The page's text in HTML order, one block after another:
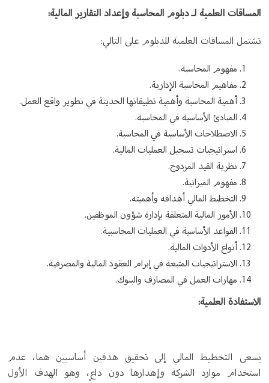
المساقات العلمية لـ دبلوم المحاسبة وإعداد التقارير المالية:
تشتمل المساقات العلمية للدبلوم على التالي:
مفهوم المحاسبة.
مفاهيم المحاسبة الإدارية.
أهمية المحاسبة وأهمية تطبيقاتها الحديثة في تطوير واقع العمل.
المبادئ الأساسية في المحاسبة.
الاصطلاحات الأساسية في المحاسبة.
استراتيجيات تسجيل العمليات المالية.
نظرية القيد المزدوج.
مفهوم الميزانية.
التخطيط المالي أهدافه وأهميته.
الأمور المالية المتعلقة بإدارة شؤون الموظفين.
القواعد الأساسية في العمليات المحاسبية.
أنواع الأدوات المالية.
الاستراتيجيات المتبعة في إبرام العقود المالية والمصرفية.
مهارات العمل في المصارف والبنوك.
الاستفادة العلمية:
يسعى التخطيط المالي إلى تحقيق هدفين أساسيين هما، عدم
استخدام موارد الشركة وإهدارها دون داعٍ، وهو الهدف الأول